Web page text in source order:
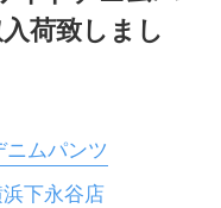
荷致しまし
ニムパンツ
下永谷店